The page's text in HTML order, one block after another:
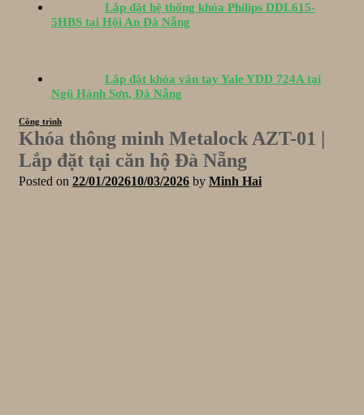
Lắp đặt hệ thống khóa Philips DDL615-
5HBS tại Hội An Đà Nẵng
Lắp đặt khóa vân tay Yale YDD 724A tại
Ngũ Hành Sơn, Đà Nẵng
Công trình
Khóa thông minh Metalock AZT-01 |
Lắp đặt tại căn hộ Đà Nẵng
Posted on 22/01/202610/03/2026 by Minh Hai